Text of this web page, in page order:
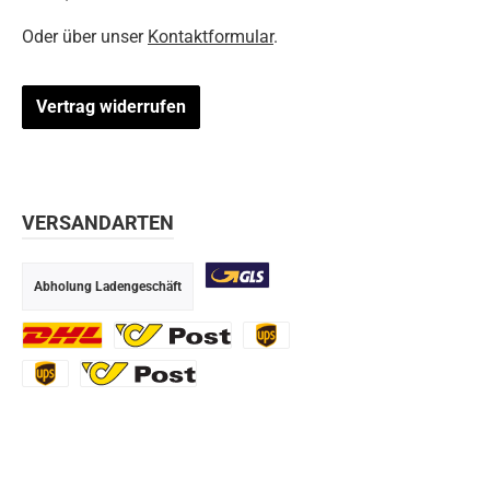
Oder über unser Kontaktformular.
Vertrag widerrufen
VERSANDARTEN
Abholung Ladengeschäft
DHL Ö-Post